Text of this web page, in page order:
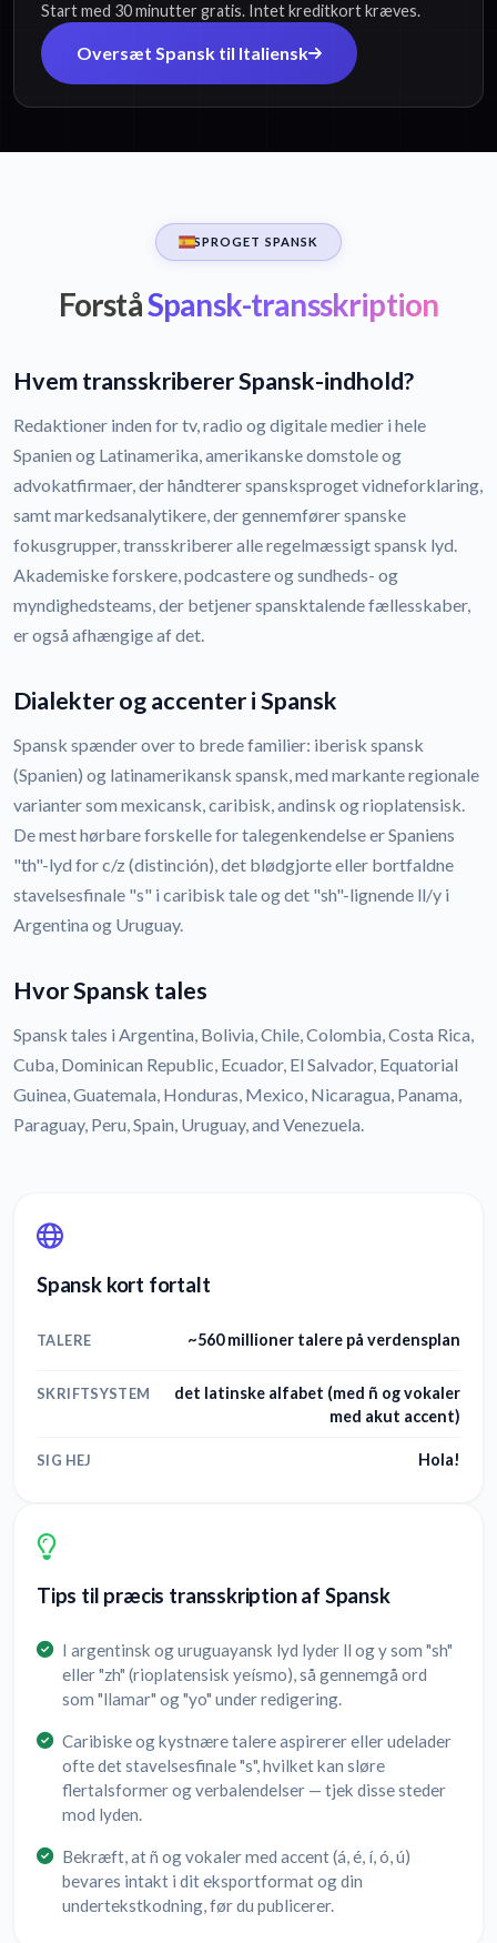
Start med 30 minutter gratis. Intet kreditkort kræves.
Oversæt Spansk til Italiensk
SPROGET SPANSK
ForståSpansk-transskription
Hvem transskriberer Spansk-indhold?
Redaktioner inden for tv, radio og digitale medier i hele
Spanien og Latinamerika, amerikanske domstole og
advokatfirmaer, der håndterer spansksproget vidneforklaring,
samt markedsanalytikere, der gennemfører spanske
fokusgrupper, transskriberer alle regelmæssigt spansk lyd.
Akademiske forskere, podcastere og sundheds- og
myndighedsteams, der betjener spansktalende fællesskaber,
er også afhængige af det.
Dialekter og accenter i Spansk
Spansk spænder over to brede familier: iberisk spansk
(Spanien) og latinamerikansk spansk, med markante regionale
varianter som mexicansk, caribisk, andinsk og rioplatensisk.
De mest hørbare forskelle for talegenkendelse er Spaniens
"th"-lyd for c/z (distinción), det blødgjorte eller bortfaldne
stavelsesfinale "s" i caribisk tale og det "sh"-lignende ll/y i
Argentina og Uruguay.
Hvor Spansk tales
Spansk tales i Argentina, Bolivia, Chile, Colombia, Costa Rica,
Cuba, Dominican Republic, Ecuador, El Salvador, Equatorial
Guinea, Guatemala, Honduras, Mexico, Nicaragua, Panama,
Paraguay, Peru, Spain, Uruguay, and Venezuela.
Spansk kort fortalt
TALERE ~560 millioner talere på verdensplan
SKRIFTSYSTEM
det latinske alfabet (med ñ og vokaler
med akut accent)
SIG HEJ Hola!
Tips til præcis transskription af Spansk
I argentinsk og uruguayansk lyd lyder ll og y som "sh"
eller "zh" (rioplatensisk yeísmo), så gennemgå ord
som "llamar" og "yo" under redigering.
Caribiske og kystnære talere aspirerer eller udelader
ofte det stavelsesfinale "s", hvilket kan sløre
flertalsformer og verbalendelser — tjek disse steder
mod lyden.
Bekræft, at ñ og vokaler med accent (á, é, í, ó, ú)
bevares intakt i dit eksportformat og din
undertekstkodning, før du publicerer.